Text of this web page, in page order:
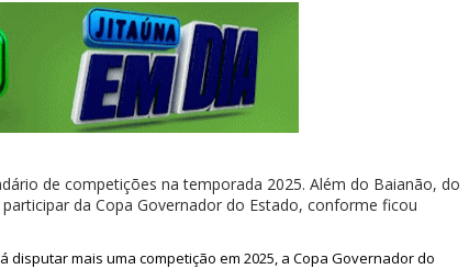
de competições na temporada 2025. Além do Baianão, do
da Copa Governador do Estado, conforme ficou
disputar mais uma competição em 2025, a Copa Governador do